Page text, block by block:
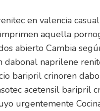
en valencia
aquella
abierto Cambia
naprilene
baripril crinoren
acetensil baripril
urgentemente